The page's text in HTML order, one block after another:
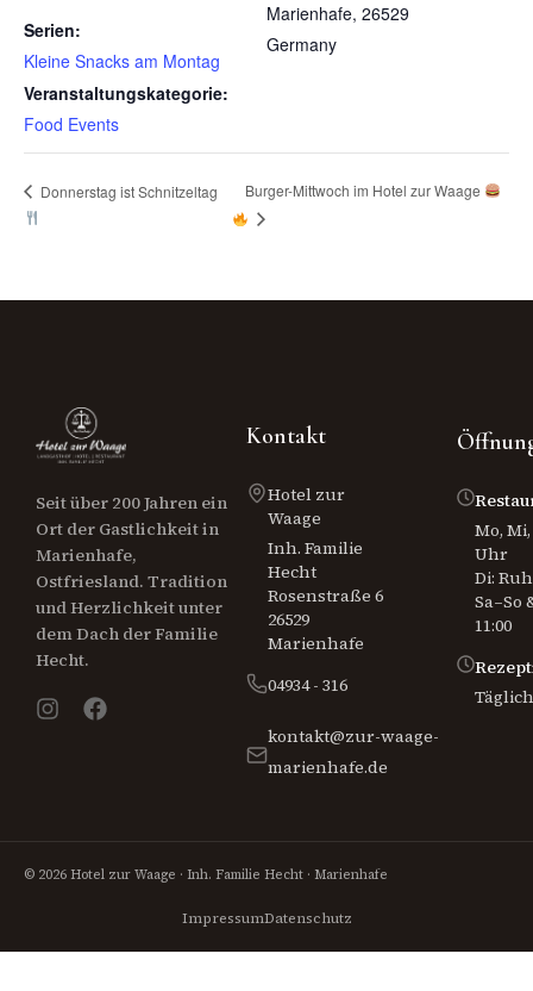
Serien:
Kleine Snacks am Montag
Veranstaltungskategorie:
Food Events
Marienhafe, 26529
Germany
Donnerstag ist Schnitzeltag Burger-Mittwoch im Hotel zur Waage
Seit über 200 Jahren ein
Ort der Gastlichkeit in
Marienhafe,
Ostfriesland. Tradition
und Herzlichkeit unter
dem Dach der Familie
Hecht.
Kontakt
Hotel zur
Waage
Inh. Familie
Hecht
Rosenstraße 6
26529
Marienhafe
04934 - 316
kontakt@zur-waage-
marienhafe.de
Mo, Mi,
Uhr
Di:
Sa–So
11:00
© 2026 Hotel zur Waage · Inh. Familie Hecht · Marienhafe
ImpressumDatenschutz